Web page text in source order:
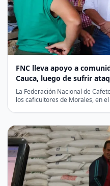
FNC lleva apoyo a
Cauca, luego de sufrir
La Federación Nacional de
los caficultores de Morales, en